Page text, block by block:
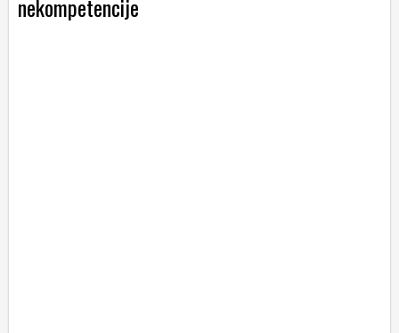
nekompetencije